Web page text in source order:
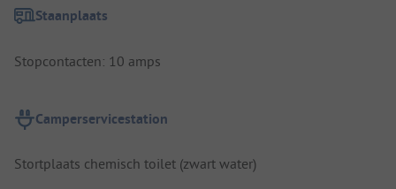
Staanplaats
Stopcontacten: 10 amps
Camperservicestation
Stortplaats chemisch toilet (zwart water)